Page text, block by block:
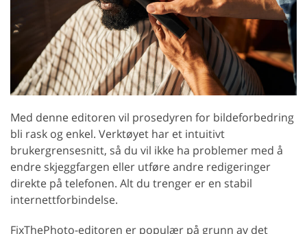
Med denne editoren vil prosedyren for bildeforbedring
bli rask og enkel. Verktøyet har et intuitivt
brukergrensesnitt, så du vil ikke ha problemer med å
endre skjeggfargen eller utføre andre redigeringer
direkte på telefonen. Alt du trenger er en stabil
internettforbindelse.
FixThePhoto-editoren er populær på grunn av det